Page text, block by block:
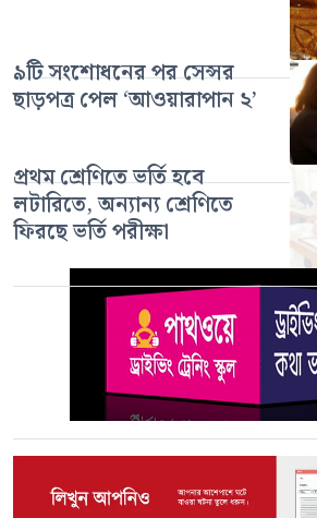
৯টি সংশোধনের পর সেন্সর
ছাড়পত্র পেল ‘আওয়ারাপান ২’
প্রথম শ্রেণিতে ভর্তি হবে
লটারিতে, অন্যান্য শ্রেণিতে
ফিরছে ভর্তি পরীক্ষা